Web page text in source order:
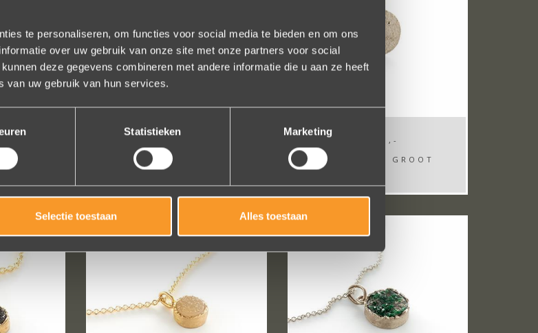
te personaliseren, om functies voor social media te bieden en om ons
over uw gebruik van onze site met onze partners voor social
deze gegevens combineren met andere informatie die u aan ze heeft
van uw gebruik van hun services.
Statistieken Marketing
Selectie toestaan Alles toestaan
DH W1222
€ 780,-
DHD W1355 GROOT